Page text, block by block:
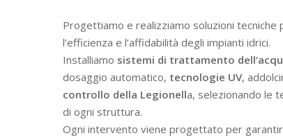
Progettiamo e realizziamo soluzioni tecniche
l’efficienza e l’affidabilità degli impianti idrici.
Installiamo sistemi di trattamento
dosaggio automatico, tecnologie UV,
controllo della Legionella, selezionando le
di ogni struttura.
Ogni intervento viene progettato per